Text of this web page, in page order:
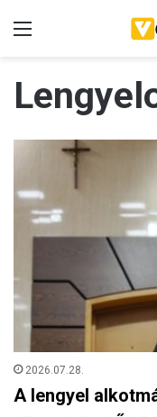
2026.07.28.
A lengyel